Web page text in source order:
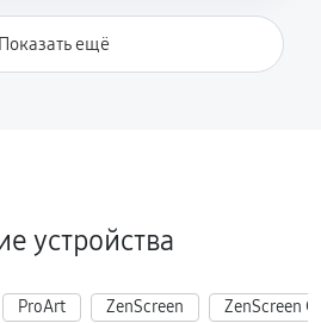
Показать ещё
устройства
ProArt ZenScreen ZenScreen